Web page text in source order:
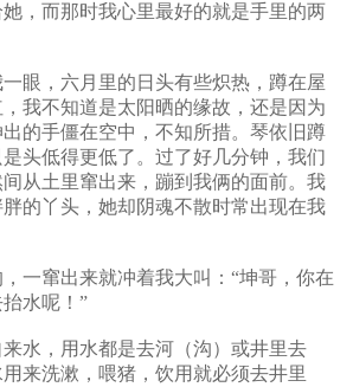
，而那时我心里最好的就是手里的两
，六月里的日头有些炽热，蹲在屋
我不知道是太阳晒的缘故，还是因为
的手僵在空中，不知所措。琴依旧蹲
头低得更低了。过了好几分钟，我们
从土里窜出来，蹦到我俩的面前。我
的丫头，她却阴魂不散时常出现在我
窜出来就冲着我大叫：“坤哥，你在
水呢！”
，用水都是去河（沟）或井里去
来洗漱，喂猪，饮用就必须去井里